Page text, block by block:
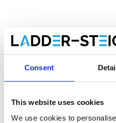
Consent
This website uses cookies
We use cookies to